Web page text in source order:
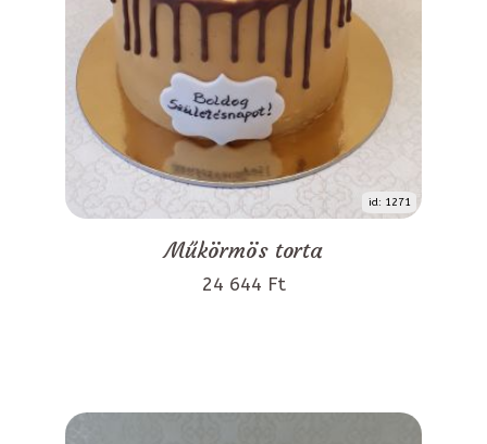
id: 1271
Műkörmös torta
24 644 Ft